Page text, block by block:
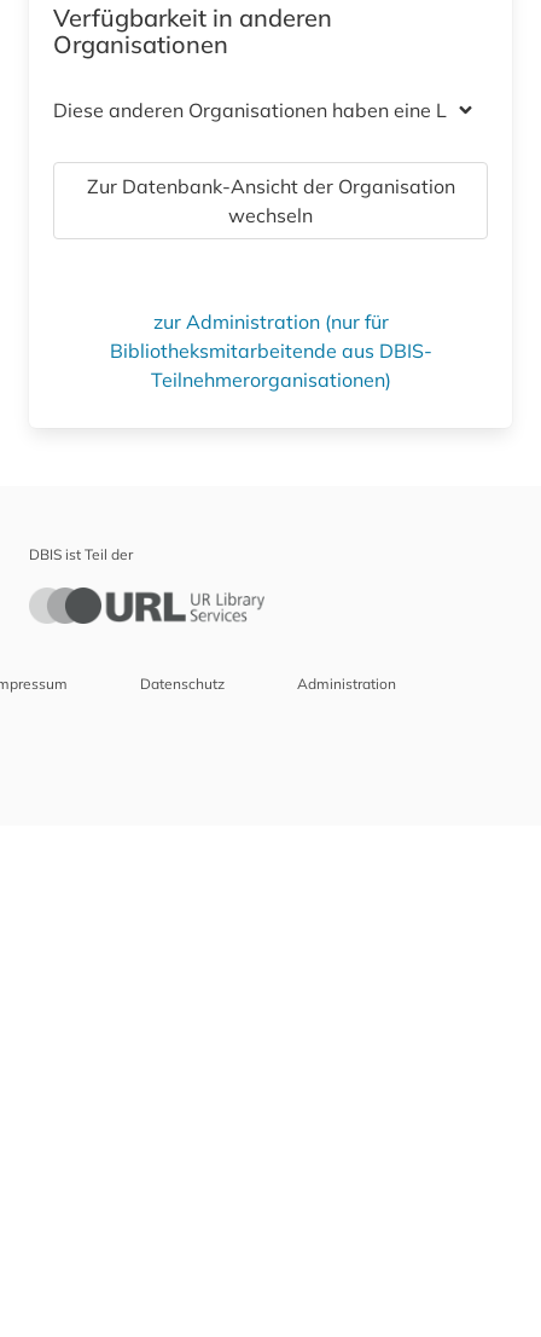
Verfügbarkeit in anderen
Organisationen
Diese anderen Organisationen haben eine Lizenz
Zur Datenbank-Ansicht der Organisation
wechseln
zur Administration (nur für
Bibliotheksmitarbeitende aus DBIS-
Teilnehmerorganisationen)
DBIS ist Teil der
Datenschutz Administration